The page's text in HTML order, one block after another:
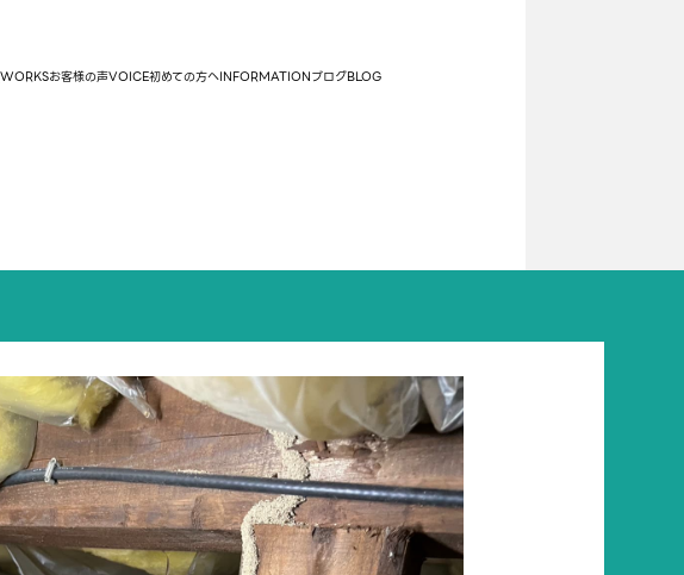
WORKSお客様の声VOICE初めての方へINFORMATIONブログBLOG